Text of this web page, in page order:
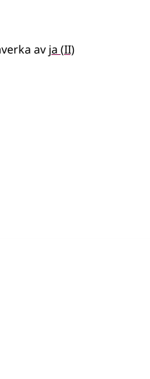
av ja (2
II)